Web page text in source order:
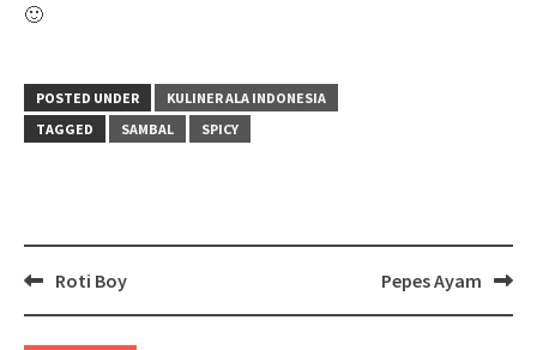
🙂
POSTED UNDER
KULINER ALA INDONESIA
TAGGED
SAMBAL SPICY
Post
navigation
Roti Boy Pepes Ayam